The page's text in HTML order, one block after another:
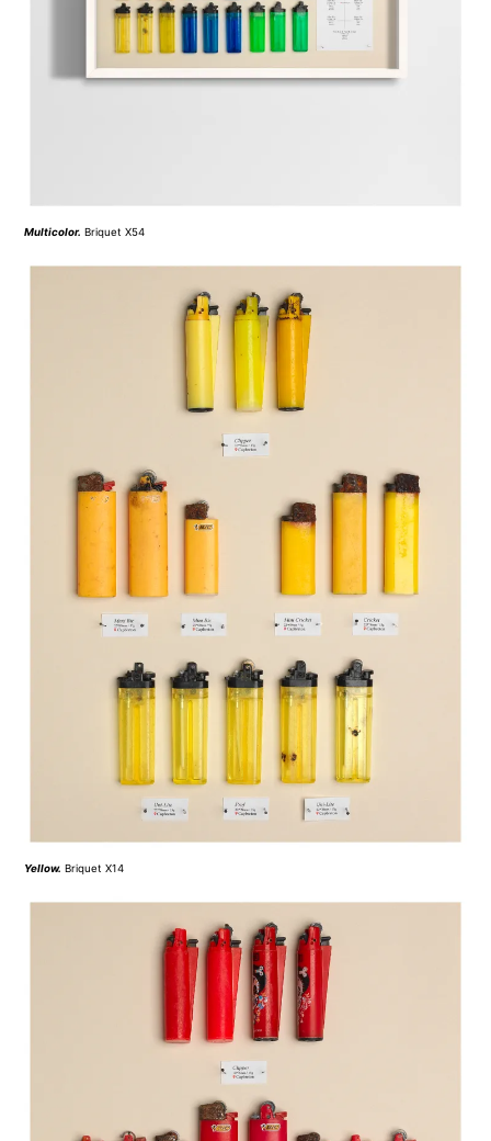
Multicolor. Briquet X54
Yellow. Briquet X14